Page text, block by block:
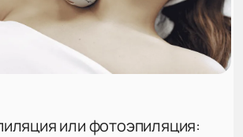
или фотоэпиляция: